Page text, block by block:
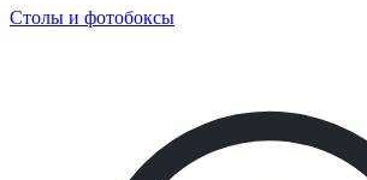
Столы и фотобоксы